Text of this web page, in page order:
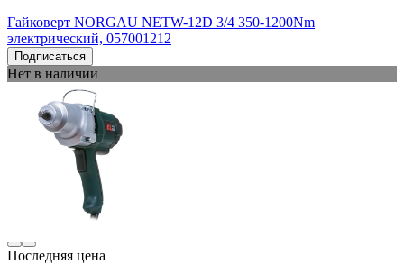
Гайковерт NORGAU NETW-12D 3/4 350-1200Nm
электрический, 057001212
Подписаться
Нет в наличии
Последняя цена